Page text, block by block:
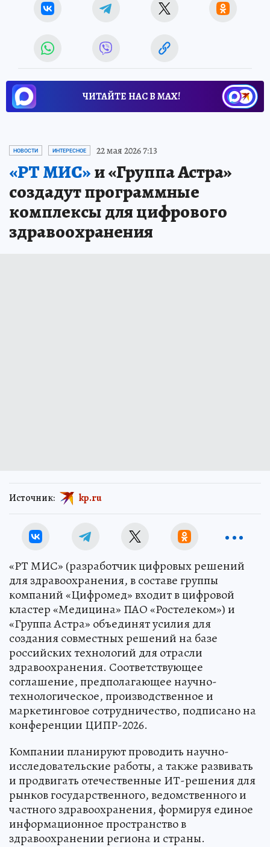
ЧИТАЙТЕ НАС В МАХ!
НОВОСТИ ИНТЕРЕСНОЕ 22 мая 2026 7:13
«РТ МИС»и «Группа Астра»
создадут программные
комплексы для цифрового
здравоохранения
Источник: kp.ru
«РТ МИС» (разработчик цифровых решений
для здравоохранения, в составе группы
компаний «Цифромед» входит в цифровой
кластер «Медицина» ПАО «Ростелеком») и
«Группа Астра» объединят усилия для
создания совместных решений на базе
российских технологий для отрасли
здравоохранения. Соответствующее
соглашение, предполагающее научно-
технологическое, производственное и
маркетинговое сотрудничество, подписано на
конференции ЦИПР-2026.
Компании планируют проводить научно-
исследовательские работы, а также развивать
и продвигать отечественные ИТ-решения для
рынков государственного, ведомственного и
частного здравоохранения, формируя единое
информационное пространство в
здравоохранении региона и страны.